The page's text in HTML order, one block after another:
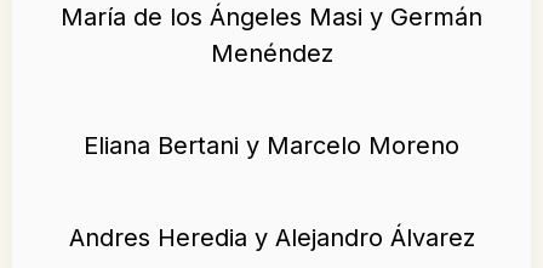
María de los Ángeles Masi y Germán
Menéndez
Eliana Bertani y Marcelo Moreno
Andres Heredia y Alejandro Álvarez